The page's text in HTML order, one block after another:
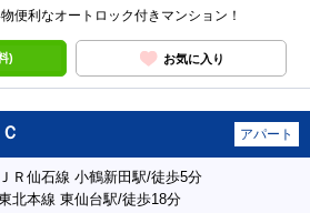
便利なオートロック付きマンション！
) お気に入り
アパート
ＪＲ仙石線 小鶴新田駅/徒歩5分
北本線 東仙台駅/徒歩18分